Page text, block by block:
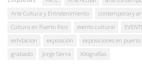
Arte Cultura y Entretenimiento
contemporary
Cultura en Puerto Rico
evento cultural
exhibicion
exposición exposiciones en
grabado
Jorge Sierra Xilografías